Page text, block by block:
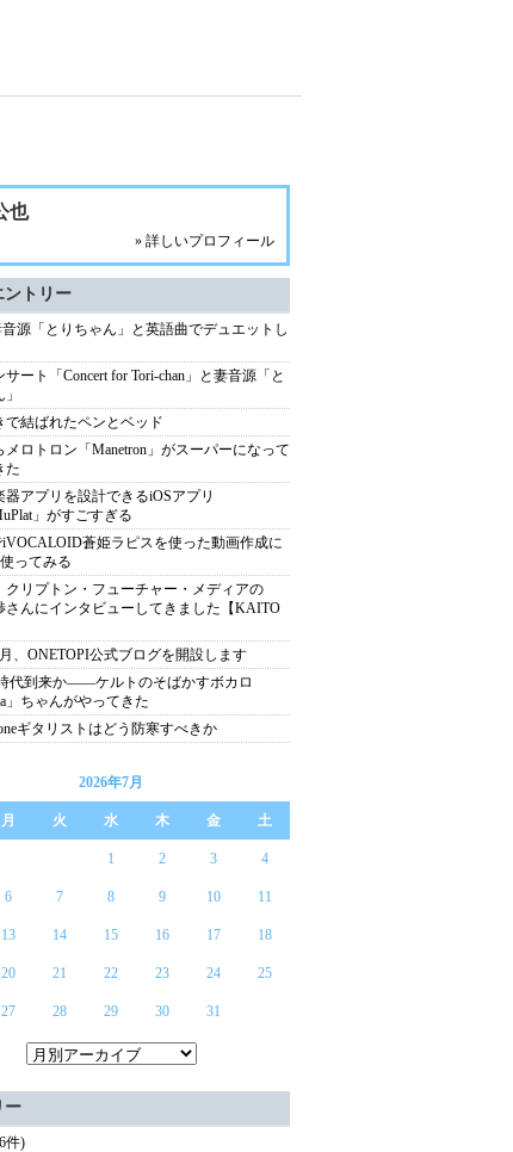
也
» 詳しいプロフィール
ントリー
源「とりちゃん」と英語曲でデュエットし
ート「Concert for Tori-chan」と妻音源「と
で結ばれたペンとベッド
メロトロン「Manetron」がスーパーになって
た
器アプリを設計できるiOSアプリ
」がすごすぎる
iVOCALOID蒼姫ラピスを使った動画作成に
ってみる
クリプトン・フューチャー・メディアの
さんにインタビューしてきました【KAITO
、ONETOPI公式ブログを開設します
代到来か――ケルトのそばかすボカロ
」ちゃんがやってきた
ギタリストはどう防寒すべきか
2026年7月
月 火 水 木 金 土
1 2 3 4
6 7 8 9 10 11
13 14 15 16 17 18
20 21 22 23 24 25
27 28 29 30 31
ー
件)